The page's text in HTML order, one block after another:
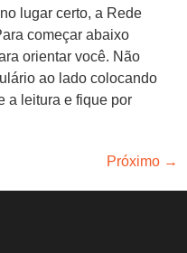
lugar certo, a Rede
começar abaixo
orientar você. Não
ao lado colocando
a leitura e fique por
Próximo →